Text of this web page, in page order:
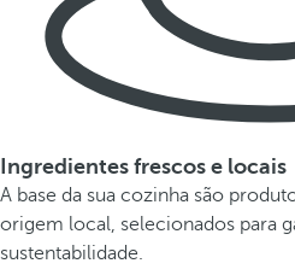
Ingredientes frescos e locais
A base da sua cozinha são
origem local, selecionados para
sustentabilidade.